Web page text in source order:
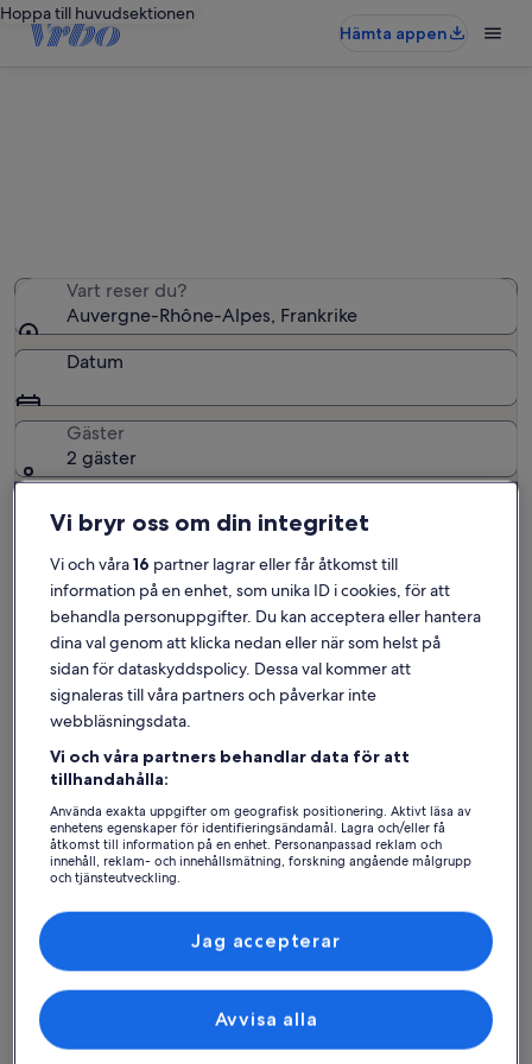
Hoppa till huvudsektionen
Hämta appen
Vart reser du?
Auvergne-Rhône-Alpes, Frankrike
Datum
Gäster
2 gäster
Sök
Frankrike Lägenheter i Auvergne-Rhône-Alpes
Populära städer i Auvergne-Rhône-Alpes
Vignieu
Vignieu
Vignieu
Annecy
Annecy
Upptäck lägenheter –
Auvergne-Rhône-Alpes
Vi bryr oss om din integritet
Vi och våra16 partner lagrar eller får åtkomst till
information på en enhet, som unika ID i cookies, för att
behandla personuppgifter. Du kan acceptera eller hantera
dina val genom att klicka nedan eller när som helst på
sidan för dataskyddspolicy. Dessa val kommer att
signaleras till våra partners och påverkar inte
webbläsningsdata.
Vi och våra partners behandlar data för att
tillhandahålla:
Använda exakta uppgifter om geografisk positionering. Aktivt läsa av
enhetens egenskaper för identifieringsändamål. Lagra och/eller få
åtkomst till information på en enhet. Personanpassad reklam och
innehåll, reklam- och innehållsmätning, forskning angående målgrupp
och tjänsteutveckling.
Avvisa alla
Jag accepterar